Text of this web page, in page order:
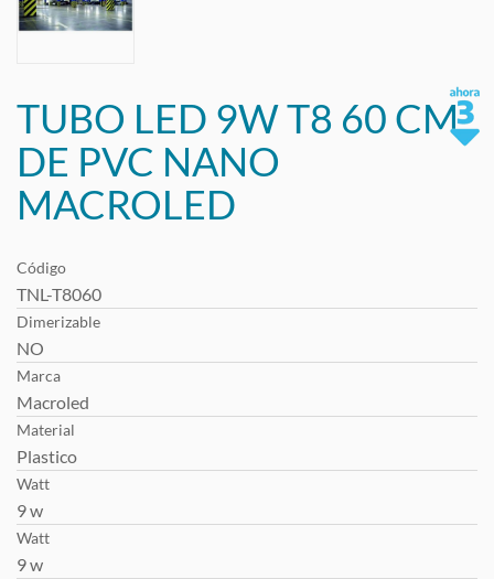
TUBO LED 9W T8 60 CM
DE PVC NANO
MACROLED
Código
TNL-T8060
Dimerizable
NO
Marca
Macroled
Material
Plastico
Watt
9 w
Watt
9 w